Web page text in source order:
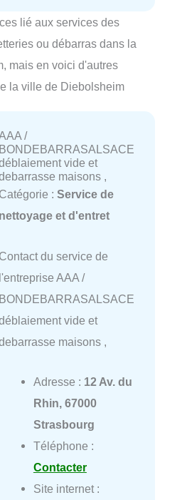
lié aux services des
ou débarras dans la
mais en voici d'autres
la ville de Diebolsheim
/
BONDEBARRASALSACE
vide et
maisons ,
Catégorie : Service de
nettoyage et d'entret
Contact du service de
l'entreprise AAA /
BONDEBARRASALSACE
vide et
maisons ,
Adresse : 12 Av. du
Rhin, 67000
Strasbourg
Téléphone :
Contacter
Site internet :